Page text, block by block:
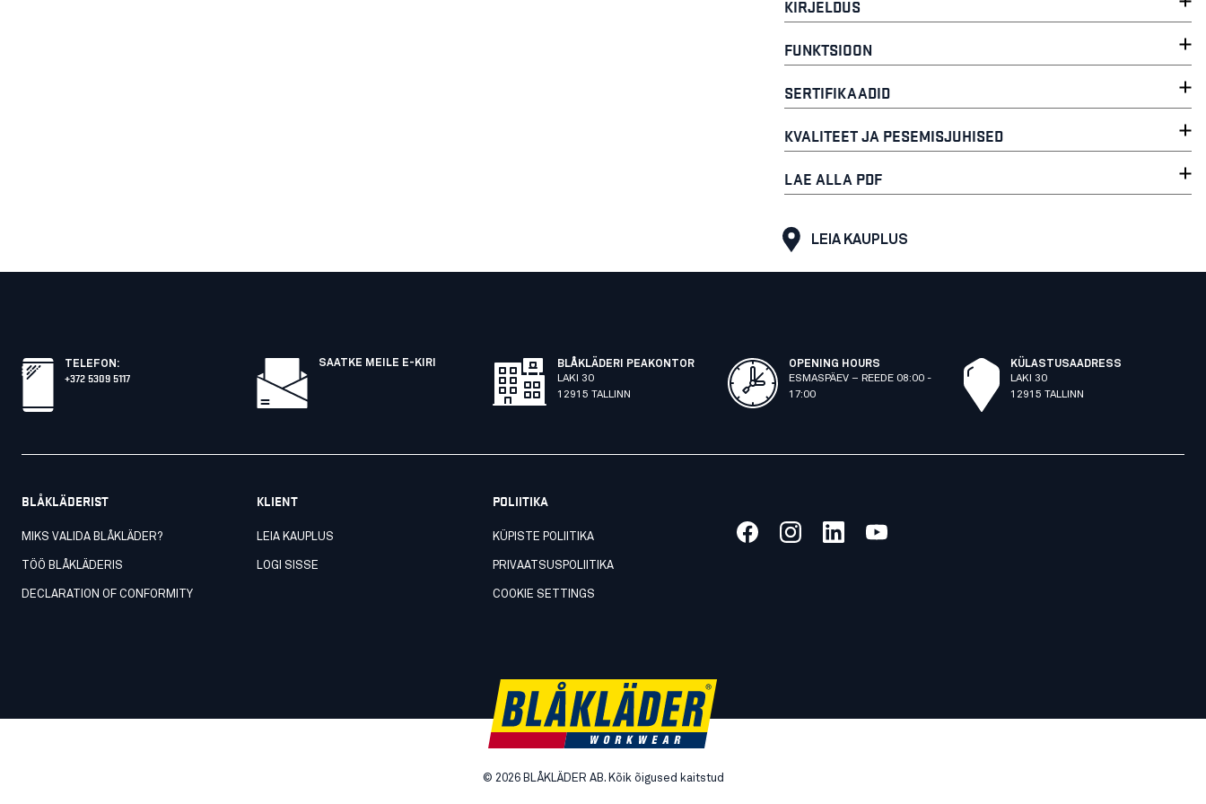
KIRJELDUS
FUNKTSIOON
SERTIFIKAADID
KVALITEET JA PESEMISJUHISED
LAE ALLA PDF
LEIA KAUPLUS
TELEFON :
+372 5309 5117
SAATKE MEILE E-KIRI
BLÅKLÄDERI PEAKONTOR
LAKI 30
12915 TALLINN
OPENING HOURS
ESMASPÄEV – REEDE 08:00 -
17:00
KÜLASTUSAADRESS
LAKI 30
12915 TALLINN
BLÅKLÄDERIST
MIKS VALIDA BLÅKLÄDER?
TÖÖ BLÅKLÄDERIS
DECLARATION OF CONFORMITY
KLIENT
LEIA KAUPLUS
LOGI SISSE
POLIITIKA
KÜPISTE POLIITIKA
PRIVAATSUSPOLIITIKA
COOKIE SETTINGS
© 2026 BLÅKLÄDER AB. Kõik õigused kaitstud